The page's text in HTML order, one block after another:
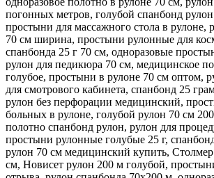
погонных метров, голубой спанбонд
простыни для массажного стола в рулоне,
70 см ширина, простыни рулонные для
спанбонда 25 г 70 см, одноразовые
рулон для педикюра 70 см, медицинское
голубое, простыни в рулоне 70 см оптом,
для смотрового кабинета, спанбонд 25
рулон без перфорации медицинский,
больных в рулоне, голубой рулон 70 см
полотно спанбонд рулон, рулон для
простыни рулонные голубые 25 г,
рулон 70 см медицинский купить,
см, Новисет рулон 200 м голубой,